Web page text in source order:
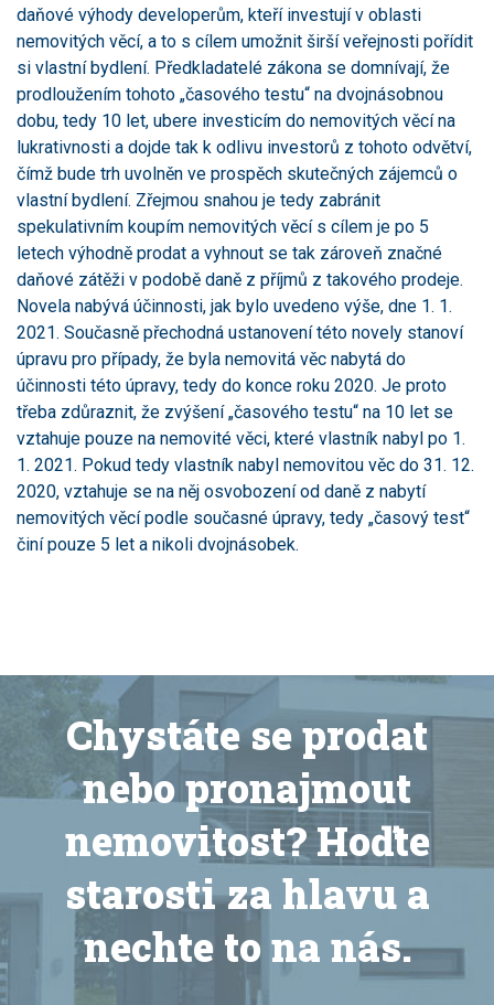
daňové výhody developerům, kteří investují v oblasti
nemovitých věcí, a to s cílem umožnit širší veřejnosti pořídit
si vlastní bydlení. Předkladatelé zákona se domnívají, že
prodloužením tohoto „časového testu“ na dvojnásobnou
dobu, tedy 10 let, ubere investicím do nemovitých věcí na
lukrativnosti a dojde tak k odlivu investorů z tohoto odvětví,
čímž bude trh uvolněn ve prospěch skutečných zájemců o
vlastní bydlení. Zřejmou snahou je tedy zabránit
spekulativním koupím nemovitých věcí s cílem je po 5
letech výhodně prodat a vyhnout se tak zároveň značné
daňové zátěži v podobě daně z příjmů z takového prodeje.
Novela nabývá účinnosti, jak bylo uvedeno výše, dne 1. 1.
2021. Současně přechodná ustanovení této novely stanoví
úpravu pro případy, že byla nemovitá věc nabytá do
účinnosti této úpravy, tedy do konce roku 2020. Je proto
třeba zdůraznit, že zvýšení „časového testu“ na 10 let se
vztahuje pouze na nemovité věci, které vlastník nabyl po 1.
1. 2021. Pokud tedy vlastník nabyl nemovitou věc do 31. 12.
2020, vztahuje se na něj osvobození od daně z nabytí
nemovitých věcí podle současné úpravy, tedy „časový test“
činí pouze 5 let a nikoli dvojnásobek.
Chystáte se prodat
nebo pronajmout
nemovitost? Hoďte
starosti za hlavu a
nechte to na nás.